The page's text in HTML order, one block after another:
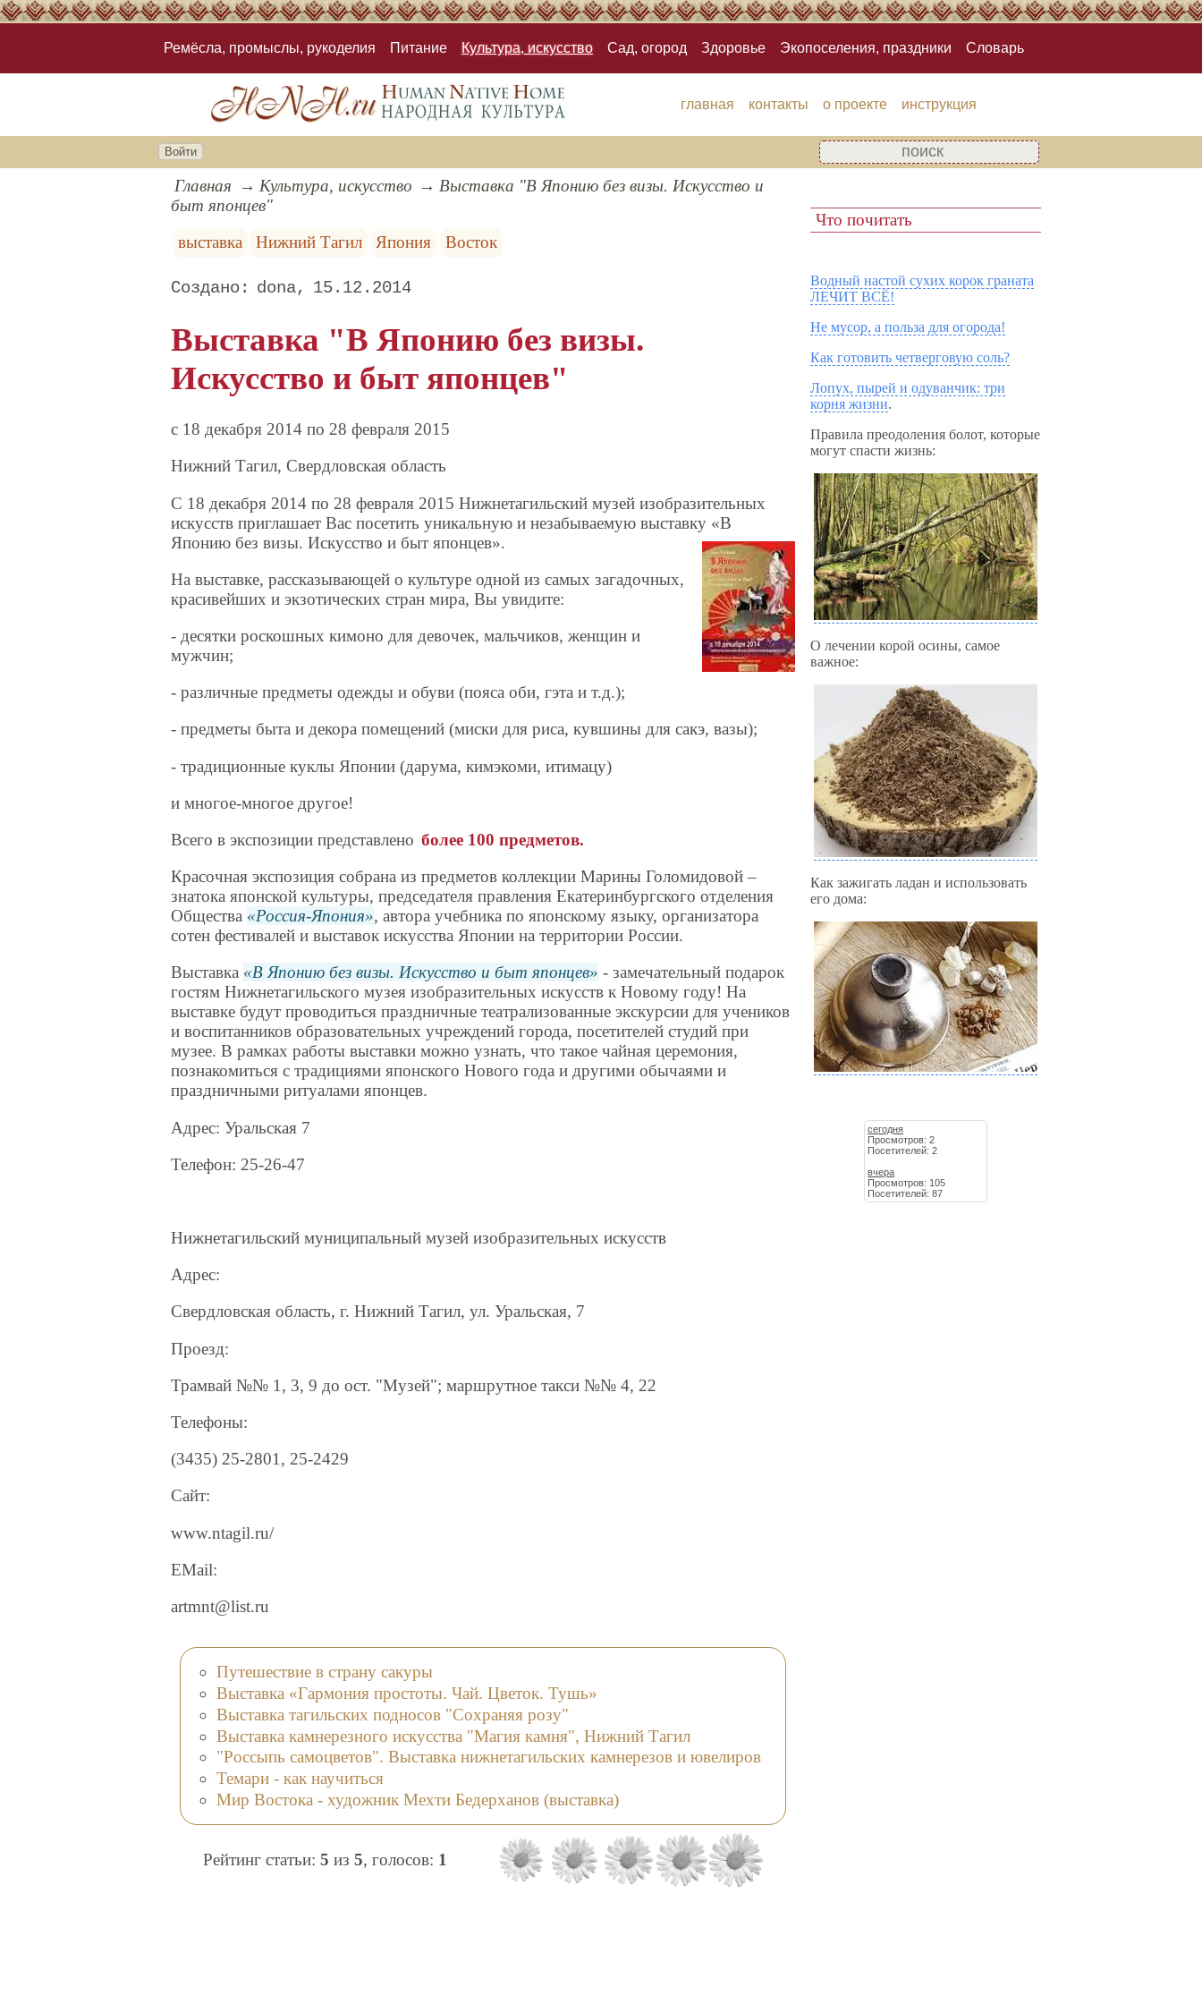
Ремёсла, промыслы, рукоделия Питание Культура, искусство Сад, огород Здоровье Экопоселения, праздники Словарь
главная контакты о проекте инструкция
Войти
Главная Культура, искусство
Выставка "В Японию без визы. Искусство и
быт японцев"
выставка
Нижний Тагил Япония Восток
dona 15.12.2014
Выставка "В Японию без визы.
Искусство и быт японцев"
c 18 декабря 2014 по 28 февраля 2015
Нижний Тагил, Свердловская область
С 18 декабря 2014 по 28 февраля 2015 Нижнетагильский музей изобразительных
искусств приглашает Вас посетить уникальную и незабываемую выставку «В
Японию без визы. Искусство и быт японцев».
На выставке, рассказывающей о культуре одной из самых загадочных,
красивейших и экзотических стран мира, Вы увидите:
- десятки роскошных кимоно для девочек, мальчиков, женщин и
мужчин;
- различные предметы одежды и обуви (пояса оби, гэта и т.д.);
- предметы быта и декора помещений (миски для риса, кувшины для сакэ, вазы);
- традиционные куклы Японии (дарума, кимэкоми, итимацу)
и многое-многое другое!
Всего в экспозиции представлено более 100 предметов.
Красочная экспозиция собрана из предметов коллекции Марины Голомидовой –
знатока японской культуры, председателя правления Екатеринбургского отделения
Общества
Россия-Япония , автора учебника по японскому языку, организатора
сотен фестивалей и выставок искусства Японии на территории России.
Выставка
В Японию без визы. Искусство и быт японцев
- замечательный подарок
гостям Нижнетагильского музея изобразительных искусств к Новому году! На
выставке будут проводиться праздничные театрализованные экскурсии для учеников
и воспитанников образовательных учреждений города, посетителей студий при
музее. В рамках работы выставки можно узнать, что такое чайная церемония,
познакомиться с традициями японского Нового года и другими обычаями и
праздничными ритуалами японцев.
Адрес: Уральская 7
Телефон: 25-26-47
Нижнетагильский муниципальный музей изобразительных искусств
Адрес:
Свердловская область, г. Нижний Тагил, ул. Уральская, 7
Проезд:
Трамвай №№ 1, 3, 9 до ост. "Музей"; маршрутное такси №№ 4, 22
Телефоны:
(3435) 25-2801, 25-2429
Сайт:
www.ntagil.ru/
EMail:
artmnt@list.ru
Путешествие в страну сакуры
Выставка «Гармония простоты. Чай. Цветок. Тушь»
Выставка тагильских подносов "Сохраняя розу"
Выставка камнерезного искусства "Магия камня", Нижний Тагил
"Россыпь самоцветов". Выставка нижнетагильских камнерезов и ювелиров
Темари - как научиться
Мир Востока - художник Мехти Бедерханов (выставка)
Рейтинг статьи:5 из5, голосов: 1
Что почитать
Водный настой сухих корок граната
ЛЕЧИТ ВСЁ!
Не мусор, а польза для огорода!
Как готовить четверговую соль?
Лопух, пырей и одуванчик: три
корня жизни.
Правила преодоления болот, которые
могут спасти жизнь:
О лечении корой осины, самое
важное:
Как зажигать ладан и использовать
его дома:
сегодня
Просмотров: 2
Посетителей: 2
вчера
Просмотров: 105
Посетителей: 87